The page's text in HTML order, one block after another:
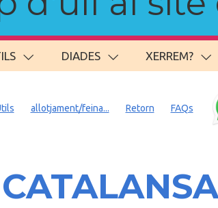
DIADES XERREM?
allotjament/feina... Retorn FAQs